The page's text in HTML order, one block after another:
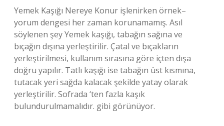
Yemek Kaşığı Nereye Konur işlenirken örnek–
yorum dengesi her zaman korunamamış. Asıl
söylenen şey Yemek kaşığı, tabağın sağına ve
bıçağın dışına yerleştirilir. Çatal ve bıçakların
yerleştirilmesi, kullanım sırasına göre içten dışa
doğru yapılır. Tatlı kaşığı ise tabağın üst kısmına,
tutacak yeri sağda kalacak şekilde yatay olarak
yerleştirilir. Sofrada ‘ten fazla kaşık
bulundurulmamalıdır. gibi görünüyor.